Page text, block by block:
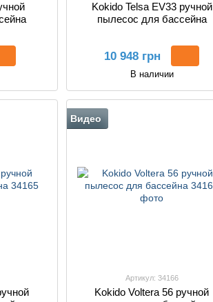
Kokido Telsa EV33 ручной
пылесос для бассейна
10 948 грн
В наличии
Видео
Артикул: 34166
Kokido Voltera 56 ручной